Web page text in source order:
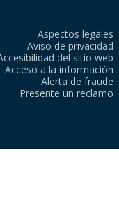
Aspectos legales
Aviso de privacidad
del sitio web
Acceso a la información
Alerta de fraude
Presente un reclamo